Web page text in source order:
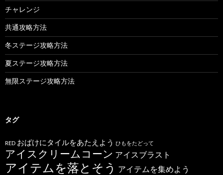
チャレンジ
共通攻略方法
冬ステージ攻略方法
夏ステージ攻略方法
無限ステージ攻略方法
タグ
RED おばけにタイルをあたえよう ひもをたどって
アイスクリームコーン アイスブラスト
アイテムを落とそう アイテムを集めよう